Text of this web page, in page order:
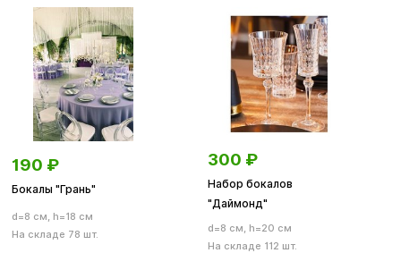
190 ₽
Бокалы "Грань"
d=8 см, h=18 см
На складе 78 шт.
300 ₽
Набор бокалов
"Даймонд"
d=8 см, h=20 см
На складе 112 шт.